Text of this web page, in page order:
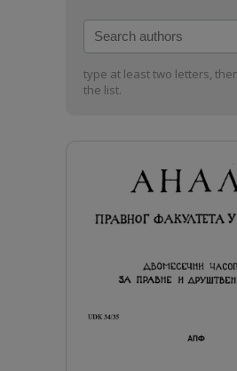
Search
authors
type at least two letters,
the list.